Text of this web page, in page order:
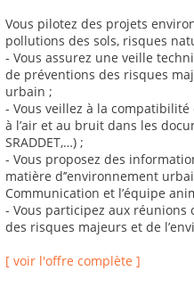
Vous pilotez des projets
pollutions des sols, risques
- Vous assurez une veille
de préventions des risques
urbain ;
- Vous veillez à la
à l’air et au bruit dans les
SRADDET,…) ;
- Vous proposez des
matière d’’environnement
Communication et l’équipe
- Vous participez aux
des risques majeurs et de
[ voir l'offre complète ]